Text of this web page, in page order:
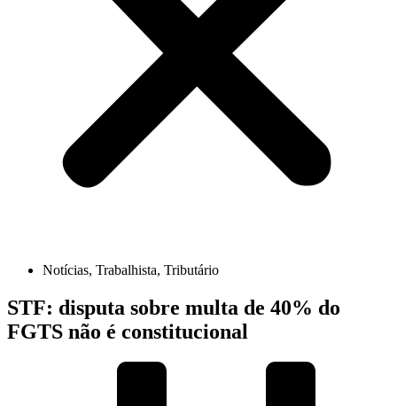
Notícias, Trabalhista, Tributário
STF: disputa sobre multa de 40% do
FGTS não é constitucional